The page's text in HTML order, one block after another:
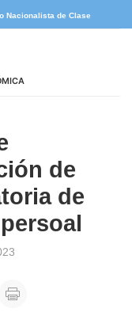
Nacionalista de Clase
de
de